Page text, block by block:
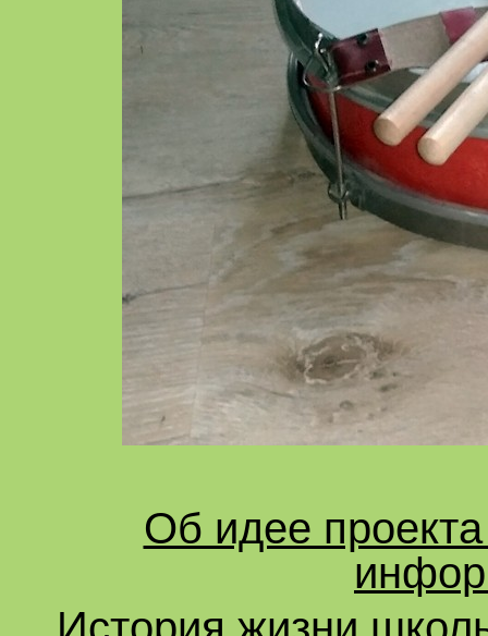
Об идее